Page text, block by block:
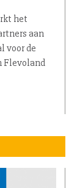
het
aan
voor de
Flevoland